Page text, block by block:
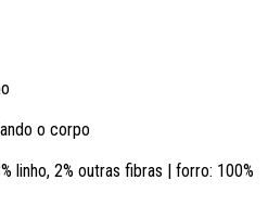
o corpo
linho, 2% outras fibras | forro: 100%